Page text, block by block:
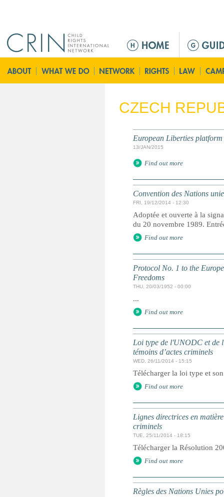
ú
p
i
CZECH
European Liberties platform
13/JAN/2015
Find out more
Convention des Nations
FRI, 19/12/2014 - 12:30
Adoptée et ouverte à la
du 20 novembre 1989.
Find out more
Protocol No. 1 to the
Freedoms
THU, 20/03/1952 - 00:00
...
Find out more
Loi type de l'UNODC et de
témoins d’actes criminels
WED, 26/11/2014 - 15:15
Télécharger la loi type et
Find out more
Lignes directrices en
criminels
TUE, 25/11/2014 - 18:15
Télécharger la Résolution
Find out more
Règles des Nations Unies